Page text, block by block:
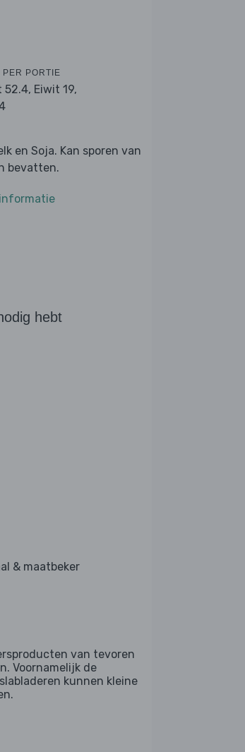
PORTIE
52.4, Eiwit 19,
en Soja. Kan sporen van
bevatten.
hebt
& maatbeker
van tevoren
Voornamelijk de
kunnen kleine